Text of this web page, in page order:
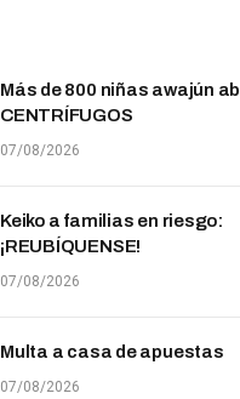
Más de 800 niñas awajún
CENTRÍFUGOS
07/08/2026
Keiko a familias en riesgo:
¡REUBÍQUENSE!
07/08/2026
Multa a casa de apuestas
07/08/2026